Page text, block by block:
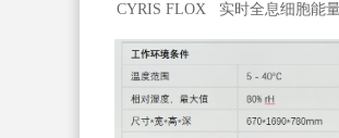
CYRIS FLOX 实时全息细胞能量